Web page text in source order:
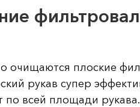
очищаются плоские
рукав супер
всей площади